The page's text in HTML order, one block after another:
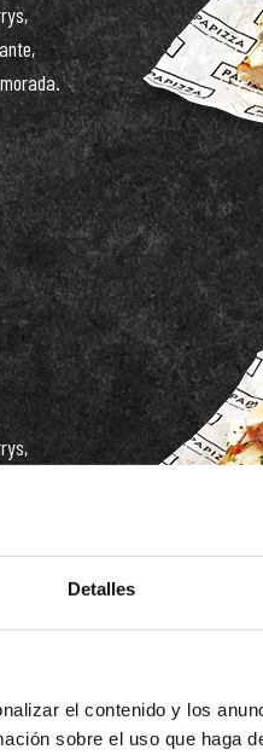
Detalles
el contenido y los
sobre el uso que haga